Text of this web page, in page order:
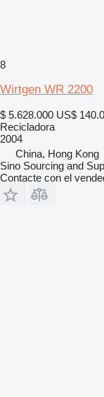
8
Wirtgen WR 2200
$ 5.628.000 US$
Recicladora
2004
China, Hong Kong
Sino Sourcing and
Contacte con el